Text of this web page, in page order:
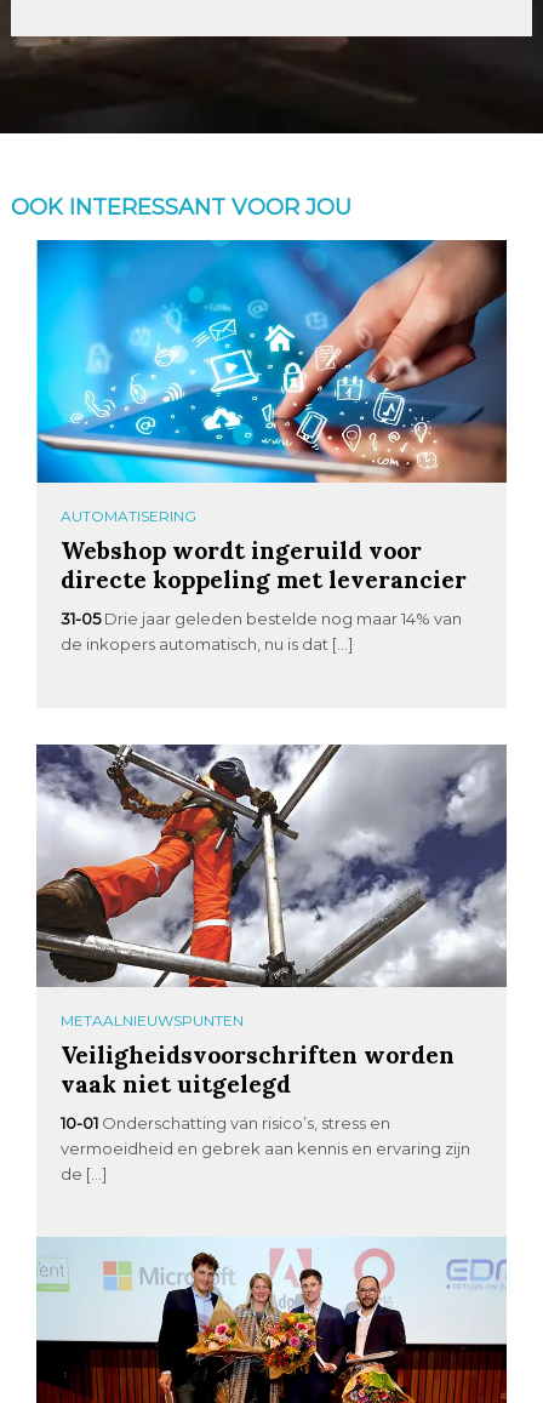
OOK INTERESSANT VOOR JOU
AUTOMATISERING
Webshop wordt ingeruild voor
directe koppeling met leverancier
31-05 Drie jaar geleden bestelde nog maar 14% van
de inkopers automatisch, nu is dat […]
METAALNIEUWSPUNTEN
Veiligheidsvoorschriften worden
vaak niet uitgelegd
10-01 Onderschatting van risico’s, stress en
vermoeidheid en gebrek aan kennis en ervaring zijn
de […]